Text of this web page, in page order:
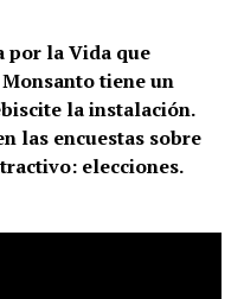
por la Vida que
tiene un
la instalación.
las encuestas sobre
elecciones.